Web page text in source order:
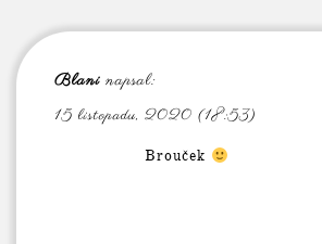
Blani napsal:
15 listopadu, 2020 (18:53)
Brouček